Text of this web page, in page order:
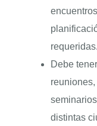
requeridas.
Debe
distintas